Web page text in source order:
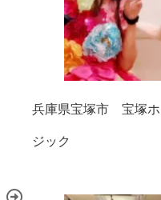
兵庫県宝塚市 宝塚ホ
ジック